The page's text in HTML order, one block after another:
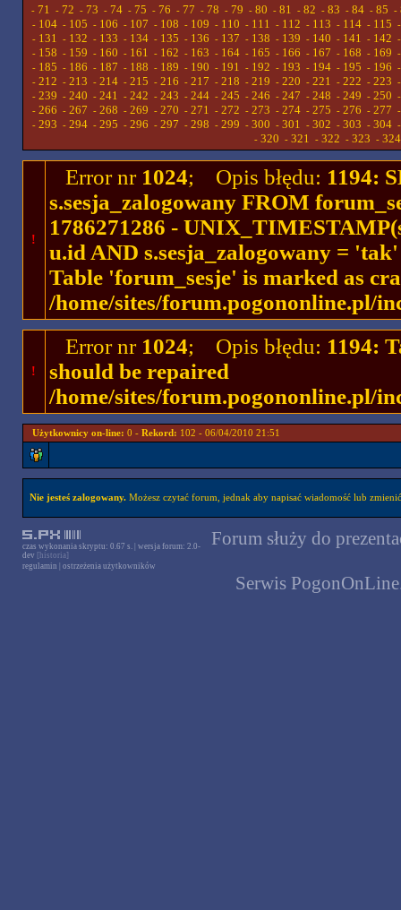
- 71 - 72 - 73 - 74 - 75 - 76 - 77 - 78 - 79 - 80 - 81 - 82 - 83 - 84 - 85 -
- 104- 105 - 106 - 107 - 108 - 109 - 110 - 111 - 112 - 113 - 114- 115
- 131 - 132 - 133 - 134- 135 - 136 - 137 - 138 - 139 - 140 - 141 - 142
- 158 - 159 - 160 - 161 - 162 - 163 - 164- 165 - 166 - 167 - 168 - 169
- 185 - 186 - 187 - 188 - 189 - 190 - 191 - 192 - 193 - 194- 195 - 196
- 212 - 213 - 214- 215 - 216 - 217 - 218 - 219 - 220 - 221 - 222 - 223
- 239 - 240 - 241 - 242 - 243 - 244- 245 - 246 - 247 - 248 - 249 - 250
- 266 - 267 - 268 - 269 - 270 - 271 - 272 - 273 - 274- 275 - 276 - 277
- 293 - 294- 295 - 296 - 297 - 298 - 299 - 300 - 301 - 302 - 303 - 304
- 320 - 321 - 322 - 323 - 324
!
Error nr 1024; Opis błędu: 1194:
s.sesja_zalogowany FROM
1786271286 -
u.id AND s.sesja_zalogowany =
Table 'forum_sesje' is marked as
/home/sites/forum.pogononline.pl/
!
Error nr 1024; Opis błędu: 1194:
should be repaired
/home/sites/forum.pogononline.pl/
Użytkownicy on-line: 0 - Rekord: 102 - 06/04/2010 21:51
Nie jesteś zalogowany.Możesz czytać forum, jednak aby napisać wiadomość lub
czas wykonania skryptu: 0.67 s. | wersja forum: 2.0-
dev [historia]
regulamin
ostrzeżenia użytkowników
Forum służy do
Serwis